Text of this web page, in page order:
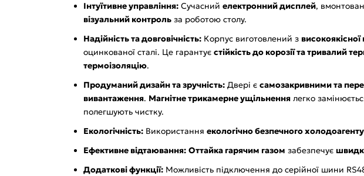
Інтуїтивне управління: Сучасний електронний дисплей,
візуальний контроль за роботою столу.
Надійність та довговічність: Корпус виготовлений з
оцинкованої сталі. Це гарантує стійкість до корозії та тривалий
термоізоляцію.
Продуманий дизайн та зручність: Двері є самозакривними та
вивантаження. Магнітне трикамерне ущільнення легко
полегшують чистку.
Екологічність: Використання екологічно безпечного
Ефективне відтаювання: Оттайка гарячим газом забезпечує
Додаткові функції: Можливість підключення до серійної шини